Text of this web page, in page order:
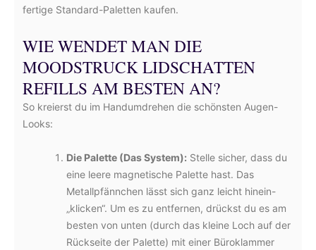
fertige Standard-Paletten kaufen.
WIE WENDET MAN DIE
MOODSTRUCK LIDSCHATTEN
REFILLS AM BESTEN AN?
So kreierst du im Handumdrehen die schönsten Augen-
Looks:
Die Palette (Das System): Stelle sicher, dass du
eine leere magnetische Palette hast. Das
Metallpfännchen lässt sich ganz leicht hinein-
„klicken“. Um es zu entfernen, drückst du es am
besten von unten (durch das kleine Loch auf der
Rückseite der Palette) mit einer Büroklammer